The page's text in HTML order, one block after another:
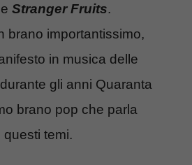
Stranger Fruits.
brano importantissimo,
in musica delle
gli anni Quaranta
brano pop che parla
temi.